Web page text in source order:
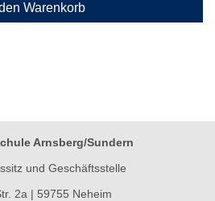
Warenkorb
Arnsberg/Sundern
und Geschäftsstelle
2a | 59755 Neheim